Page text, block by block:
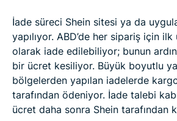
İade süreci Shein sitesi ya da
yapılıyor. ABD’de her sipariş için
olarak iade edilebiliyor; bunun
bir ücret kesiliyor. Büyük boyutlu
bölgelerden yapılan iadelerde
tarafından ödeniyor. İade talebi
ücret daha sonra Shein tarafından